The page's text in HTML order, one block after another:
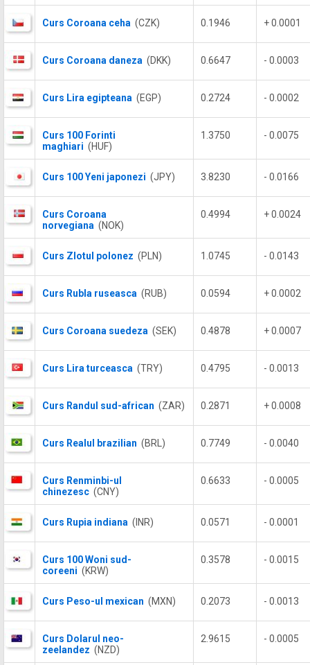
Curs Coroana ceha (CZK) 0.1946 + 0.0001
Curs Coroana daneza (DKK) 0.6647 - 0.0003
Curs Lira egipteana (EGP) 0.2724 - 0.0002
Curs 100 Forinti
maghiari (HUF)
1.3750 - 0.0075
Curs 100 Yeni japonezi (JPY) 3.8230 - 0.0166
Curs Coroana
norvegiana (NOK)
0.4994 + 0.0024
Curs Zlotul polonez (PLN) 1.0745 - 0.0143
Curs Rubla ruseasca (RUB) 0.0594 + 0.0002
Curs Coroana suedeza (SEK) 0.4878 + 0.0007
Curs Lira turceasca (TRY) 0.4795 - 0.0013
Curs Randul sud-african (ZAR) 0.2871 + 0.0008
Curs Realul brazilian (BRL) 0.7749 - 0.0040
Curs Renminbi-ul
chinezesc (CNY)
0.6633 - 0.0005
Curs Rupia indiana (INR) 0.0571 - 0.0001
Curs 100 Woni sud-
coreeni (KRW)
0.3578 - 0.0015
Curs Peso-ul mexican (MXN) 0.2073 - 0.0013
Curs Dolarul neo-
zeelandez (NZD)
2.9615 - 0.0005